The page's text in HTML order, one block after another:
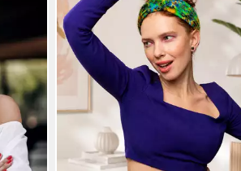
Breite Haarbänder mit Schlaufe
18,95 €
lieferbar - in 4-5 Werktagen bei dir